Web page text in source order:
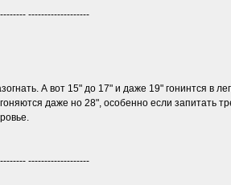
-------------------
А вот 15" до 17" и даже 19" гонинтся в
даже но 28", особенно если запитать
-------------------